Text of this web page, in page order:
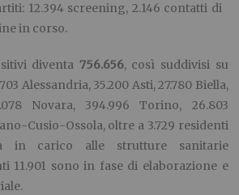
12.394 screening, 2.146 contatti di
in corso.
diventa 756.656, così suddivisi su
Alessandria, 35.200 Asti, 27.780 Biella,
Novara, 394.996 Torino, 26.803
Cusio-Ossola, oltre a 3.729 residenti
in carico alle strutture sanitarie
11.901 sono in fase di elaborazione e